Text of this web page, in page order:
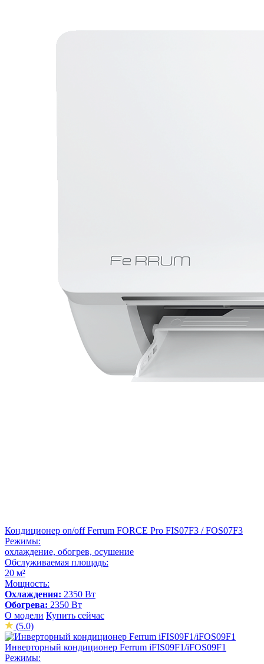
Кондиционер on/off Ferrum FORCE Pro FIS07F3 / FOS07F3
Режимы:
охлаждение, обогрев, осушение
Обслуживаемая площадь:
20 м²
Мощность:
Охлаждения: 2350 Вт
Обогрева: 2350 Вт
О модели Купить сейчас
(5.0)
Инверторный кондиционер Ferrum iFIS09F1/iFOS09F1
Режимы: